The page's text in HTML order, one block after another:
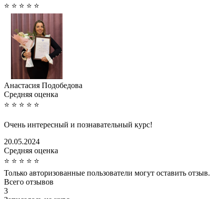
⭐ ⭐ ⭐ ⭐ ⭐
Анастасия Подобедова
Cредняя оценка
⭐ ⭐ ⭐ ⭐ ⭐
Очень интересный и познавательный курс!
20.05.2024
Cредняя оценка
⭐ ⭐ ⭐ ⭐ ⭐
Только авторизованные пользователи могут оставить отзыв.
Всего отзывов
3